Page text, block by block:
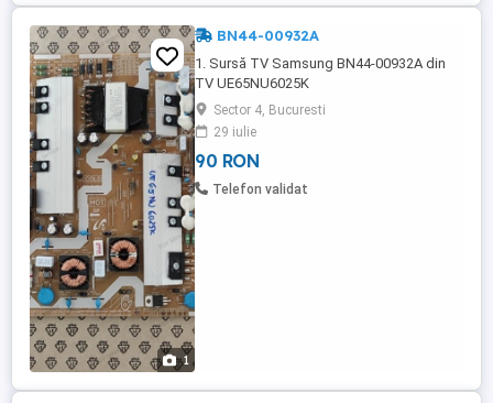
1
BN44-00932A
1. Sursă TV Samsung BN44-00932A din
TV UE65NU6025K
Sector 4, Bucuresti
29 iulie
90 RON
Telefon validat